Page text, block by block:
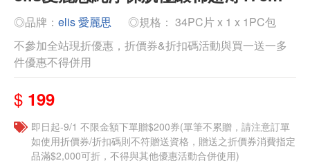
◎品牌： elis 愛麗思
◎規格： 34PC片 x 1 x 1PC包
不參加全站現折優惠，折價券&折扣碼活動與買一送一多
件優惠不得併用
$ 199
即日起-9/1 不限金額下單贈$200券(單筆不累贈，請注意訂單
如使用折價券/折扣碼則不符贈送資格，贈送之折價券消費指定
品滿$2,000可折，不得與其他優惠活動合併使用)